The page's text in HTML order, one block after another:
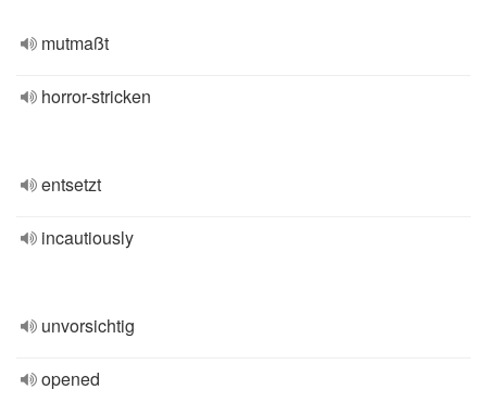
mutmaßt
horror-stricken
entsetzt
incautiously
unvorsichtig
opened